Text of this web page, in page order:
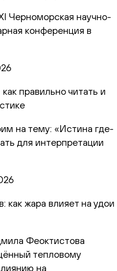
Черноморская научно-
конференция в
правильно читать и
на тему: «Истина где-
для интерпретации
как жара влияет на удои
Феоктистова
тепловому
на